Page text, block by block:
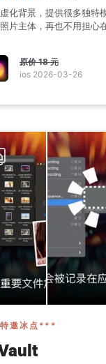
化背景，提供很多独特
片主体，再也不用担心
原价18 元
ios 2026-03-26
邀冰点***